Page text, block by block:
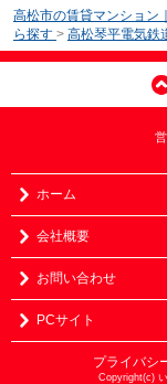
高松市の賃貸マンション
ら探す > 高松琴平電気鉄
ホーム
会社概要
お問い合わせ
PCサイト
プライバシ
Copyright(c)